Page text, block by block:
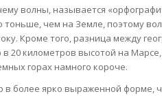
волны, называется
чем на Земле, поэтому
Кроме того, разница между
20 километров высотой на
горах намного короче.
в более ярко выраженной форме,